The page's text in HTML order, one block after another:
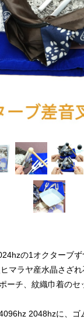
の1オクターブ
マラヤ産水晶さざ
ーチ、紋織巾着のセ
2048hzに、ゴ